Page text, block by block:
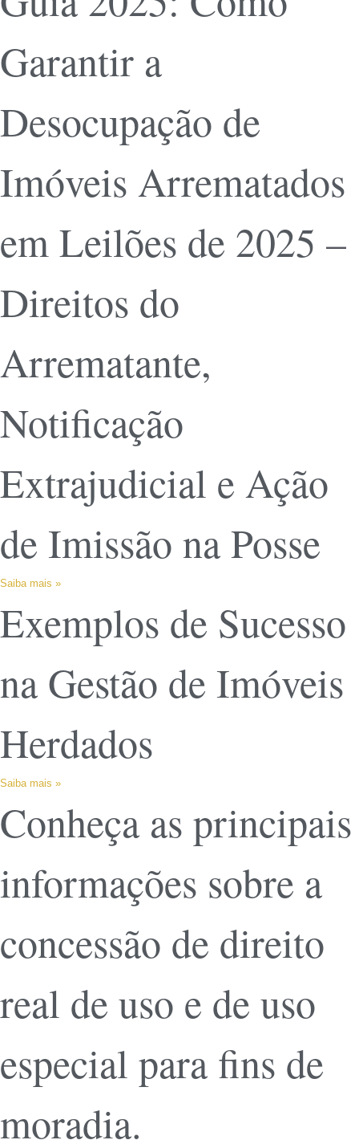
Garantir a
Desocupação de
Imóveis Arrematados
em Leilões de 2025 –
Direitos do
Arrematante,
Notificação
Extrajudicial e Ação
de Imissão na Posse
Saiba mais »
Exemplos de Sucesso
na Gestão de Imóveis
Herdados
Saiba mais »
Conheça as principais
informações sobre a
concessão de direito
real de uso e de uso
especial para fins de
moradia.